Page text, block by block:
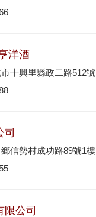
洋酒
十興里縣政二路512號
司
信勢村成功路89號1樓
限公司